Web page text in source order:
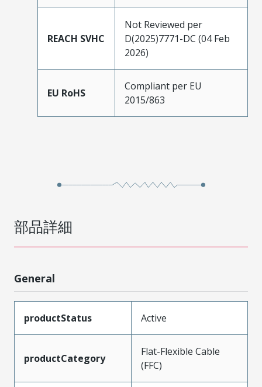
REACH SVHC
Not Reviewed per
D(2025)7771-DC (04 Feb
2026)
EU RoHS
Compliant per EU
2015/863
部品詳細
General
productStatus Active
productCategory
Flat-Flexible Cable
(FFC)